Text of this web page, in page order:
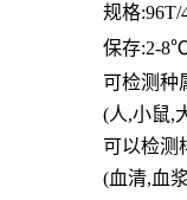
规格:96T/
保存:2-8℃
可检测种
(人,小鼠,
可以检测
(血清,血